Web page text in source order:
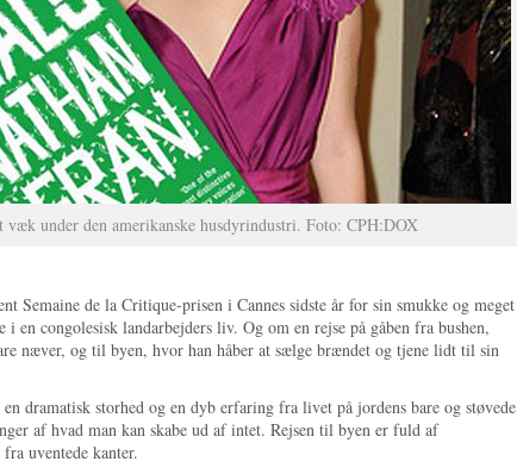
under den amerikanske husdyrindustri. Foto: CPH:DOX
Semaine de la Critique-prisen i Cannes sidste år for sin smukke og meget
en congolesisk landarbejders liv. Og om en rejse på gåben fra bushen,
næver, og til byen, hvor han håber at sælge brændet og tjene lidt til sin
dramatisk storhed og en dyb erfaring fra livet på jordens bare og støvede
af hvad man kan skabe ud af intet. Rejsen til byen er fuld af
uventede kanter.